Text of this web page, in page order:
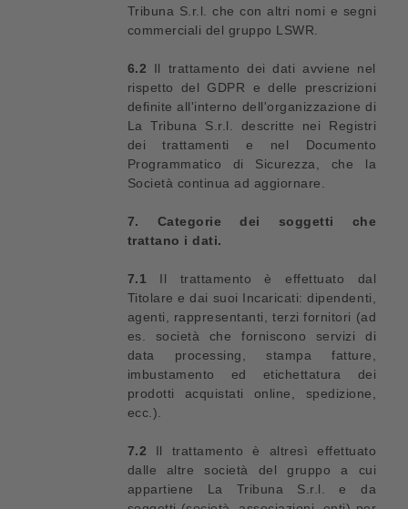
Tribuna S.r.l. che con altri nomi e segni
commerciali del gruppo LSWR.
6.2 Il trattamento dei dati avviene nel
rispetto del GDPR e delle prescrizioni
definite all'interno dell'organizzazione di
La Tribuna S.r.l. descritte nei Registri
dei trattamenti e nel Documento
Programmatico di Sicurezza, che la
Società continua ad aggiornare.
7. Categorie dei soggetti che
trattano i dati.
7.1 Il trattamento è effettuato dal
Titolare e dai suoi Incaricati: dipendenti,
agenti, rappresentanti, terzi fornitori (ad
es. società che forniscono servizi di
data processing, stampa fatture,
imbustamento ed etichettatura dei
prodotti acquistati online, spedizione,
ecc.).
7.2 Il trattamento è altresì effettuato
dalle altre società del gruppo a cui
appartiene La Tribuna S.r.l. e da